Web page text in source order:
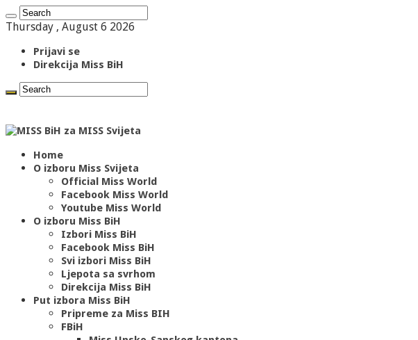
Thursday , August 6 2026
Prijavi se
Direkcija Miss BiH
Home
O izboru Miss Svijeta
Official Miss World
Facebook Miss World
Youtube Miss World
O izboru Miss BiH
Izbori Miss BiH
Facebook Miss BiH
Svi izbori Miss BiH
Ljepota sa svrhom
Direkcija Miss BiH
Put izbora Miss BiH
Pripreme za Miss BIH
FBiH